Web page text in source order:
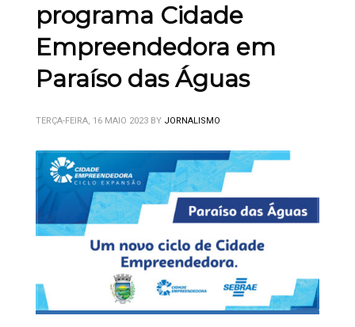
programa Cidade
Empreendedora em
Paraíso das Águas
TERÇA-FEIRA, 16 MAIO 2023 BY JORNALISMO